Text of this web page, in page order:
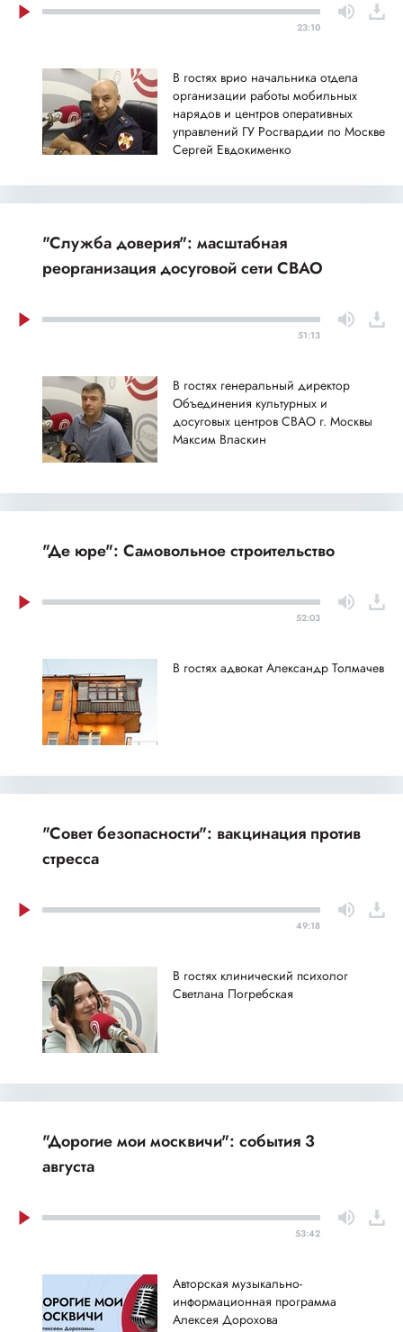
23:10
В гостях врио начальника отдела
организации работы мобильных
нарядов и центров оперативных
управлений ГУ Росгвардии по Москве
Сергей Евдокименко
"Служба доверия": масштабная
реорганизация досуговой сети СВАО
51:13
В гостях генеральный директор
Объединения культурных и
досуговых центров СВАО г. Москвы
Максим Власкин
"Де юре": Самовольное строительство
52:03
В гостях адвокат Александр Толмачев
"Совет безопасности": вакцинация против
стресса
49:18
В гостях клинический психолог
Светлана Погребская
"Дорогие мои москвичи": события 3
августа
53:42
Авторская музыкально-
информационная программа
Алексея Дорохова